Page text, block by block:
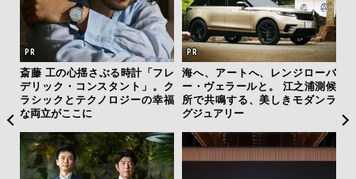
斎藤 工の心揺さぶる時計「フレ
デリック・コンスタント」。ク
ラシックとテクノロジーの幸福
な両立がここに
海へ、アートへ、レンジローバ
ー・ヴェラールと。 江之浦測候
所で共鳴する、美しきモダンラ
グジュアリー
店